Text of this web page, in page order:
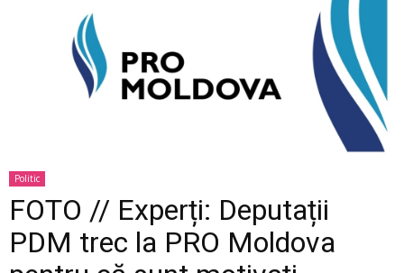
Politic
FOTO // Experți: Deputații
PDM trec la PRO Moldova